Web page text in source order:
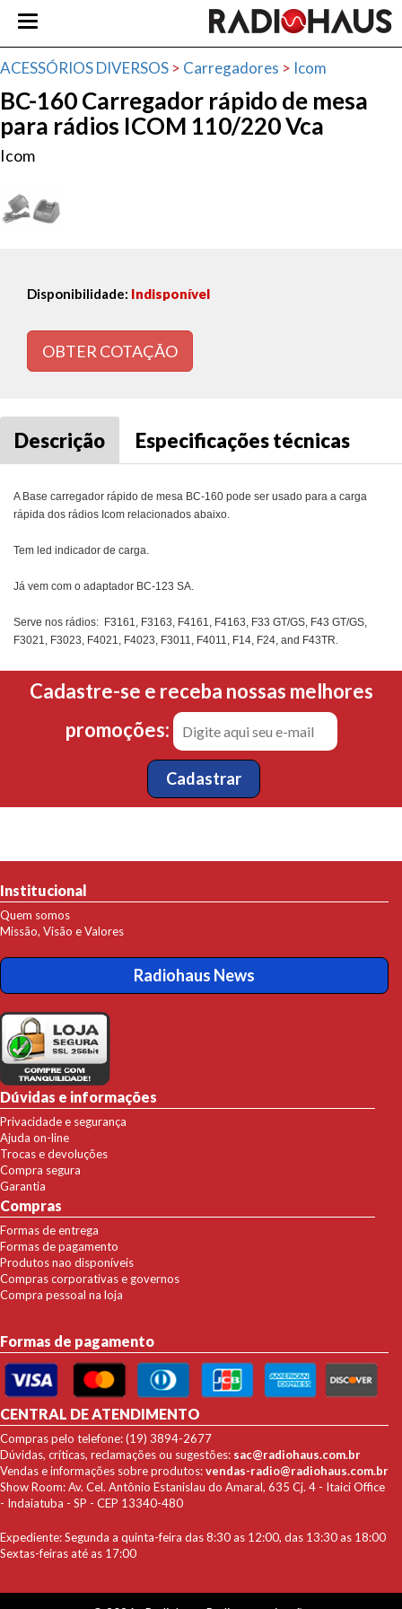
ACESSÓRIOS DIVERSOS > Carregadores > Icom
BC-160 Carregador rápido de mesa
para rádios ICOM 110/220 Vca
Icom
Disponibilidade: Indisponível
OBTER COTAÇÃO
Descrição Especificações técnicas
A Base carregador rápido de mesa BC-160 pode ser usado para a carga
rápida dos rádios Icom relacionados abaixo.
Tem led indicador de carga.
Já vem com o adaptador BC-123 SA.
Serve nos rádios: F3161, F3163, F4161, F4163, F33 GT/GS, F43 GT/GS,
F3021, F3023, F4021, F4023, F3011, F4011, F14, F24, and F43TR.
Cadastre-se e receba nossas melhores
promoções:
Institucional
Quem somos
Missão, Visão e Valores
Radiohaus News
Dúvidas e informações
Privacidade e segurança
Ajuda on-line
Trocas e devoluções
Compra segura
Garantia
Compras
Formas de entrega
Formas de pagamento
Produtos nao disponíveis
Compras corporativas e governos
Compra pessoal na loja
Formas de pagamento
CENTRAL DE ATENDIMENTO
Compras pelo telefone: (19) 3894-2677
Dúvidas, críticas, reclamações ou sugestões: sac@radiohaus.com.br
Vendas e informações sobre produtos:vendas-radio@radiohaus.com.br
Show Room: Av. Cel. Antônio Estanislau do Amaral, 635 Cj. 4 - Itaici Office
- Indaiatuba - SP - CEP 13340-480
Expediente: Segunda a quinta-feira das 8:30 as 12:00, das 13:30 as 18:00
Sextas-feiras até as 17:00